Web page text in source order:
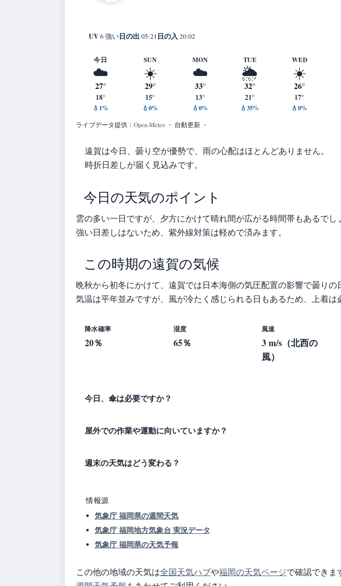
UV6 強い日の出 05:21 日の入 20:02
今日
☁️
27°
18°
💧1%
SUN
☀️
29°
15°
💧0%
MON
☁️
33°
13°
💧0%
TUE
🌦️
32°
21°
💧35%
WED
☀️
26°
17°
💧0%
ライブデータ提供： Open-Meteo ・ 自動更新 ・
遠賀は今日、曇り空が優勢で、雨の心配はほとんどありません。
時折日差しが届く見込みです。
今日の天気のポイント
雲の多い一日ですが、夕方にかけて晴れ間が広がる時間帯もあるでし
強い日差しはないため、紫外線対策は軽めで済みます。
この時期の遠賀の気候
晩秋から初冬にかけて、遠賀では日本海側の気圧配置の影響で曇りの
気温は平年並みですが、風が冷たく感じられる日もあるため、上着は
降水確率
20％
湿度
65％
風速
3 m/s（北西の
風）
今日、傘は必要ですか？
屋外での作業や運動に向いていますか？
週末の天気はどう変わる？
情報源
気象庁 福岡県の週間天気
気象庁 福岡地方気象台 実況データ
気象庁 福岡県の天気予報
この他の地域の天気は全国天気ハブや福岡の天気ページで確認できま